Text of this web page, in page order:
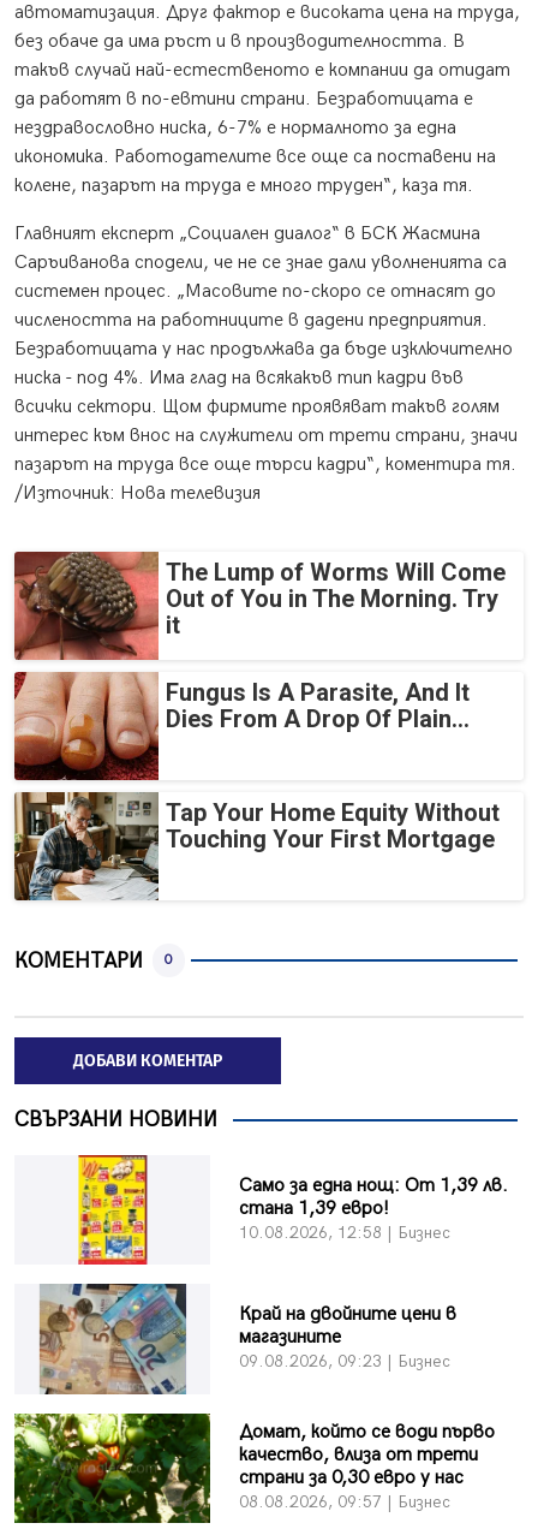
автоматизация. Друг фактор е високата цена на труда,
без обаче да има ръст и в производителността. В
такъв случай най-естественото е компании да отидат
да работят в по-евтини страни. Безработицата е
нездравословно ниска, 6-7% е нормалното за една
икономика. Работодателите все още са поставени на
колене, пазарът на труда е много труден“, каза тя.
Главният експерт „Социален диалог“ в БСК Жасмина
Саръиванова сподели, че не се знае дали уволненията са
системен процес. „Масовите по-скоро се отнасят до
числеността на работниците в дадени предприятия.
Безработицата у нас продължава да бъде изключително
ниска - под 4%. Има глад на всякакъв тип кадри във
всички сектори. Щом фирмите проявяват такъв голям
интерес към внос на служители от трети страни, значи
пазарът на труда все още търси кадри“, коментира тя.
/Източник: Нова телевизия
The Lump of Worms Will Come
Out of You in The Morning. Try
it
Fungus Is A Parasite, And It
Dies From A Drop Of Plain...
Tap Your Home Equity Without
Touching Your First Mortgage
КОМЕНТАРИ 0
ДОБАВИ КОМЕНТАР
СВЪРЗАНИ НОВИНИ
Само за една нощ: От 1,39 лв.
стана 1,39 евро!
10.08.2026, 12:58 | Бизнес
Край на двойните цени в
магазините
09.08.2026, 09:23 | Бизнес
Домат, който се води първо
качество, влиза от трети
страни за 0,30 евро у нас
08.08.2026, 09:57 | Бизнес